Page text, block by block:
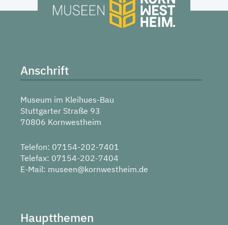
Anschrift
Museum im Kleihues-Bau
Stuttgarter Straße 93
70806 Kornwestheim
Telefon: 07154-202-7401
Telefax: 07154-202-7404
E-Mail: museen@kornwestheim.de
Hauptthemen